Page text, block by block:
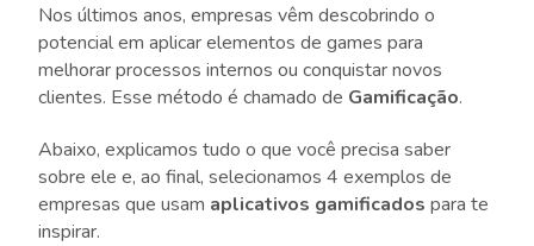
Nos últimos anos, empresas vêm descobrindo o
potencial em aplicar elementos de games para
melhorar processos internos ou conquistar novos
clientes. Esse método é chamado de Gamificação.
Abaixo, explicamos tudo o que você precisa saber
sobre ele e, ao final, selecionamos 4 exemplos de
empresas que usam aplicativos gamificados para te
inspirar.